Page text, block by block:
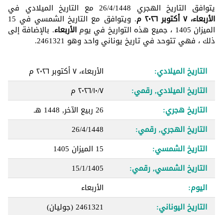
يتوافق التاريخ الهجري 26/4/1448 مع التاريخ الميلادي في
الأربعاء، ٧ أكتوبر ٢٠٢٦ م . ويتوافق مع التاريخ الشمسي في 15
الميزان 1405 ، جميع هذه التواريخ في يوم الأربعاء. بالإضافة إلى
ذلك ، فهي تتوحد في تاريخ يوناني واحد وهو 2461321.
التاريخ الميلادي:
الأربعاء، ٧ أكتوبر ٢٠٢٦ م
التاريخ الميلادي, رقمي:
٧‏/١٠‏/٢٠٢٦ م
التاريخ هجري:
26 ربيع الآخر, 1448 هـ
التاريخ الهجري, رقمي:
26/4/1448
التاريخ الشمسي:
15 الميزان 1405
التاريخ الشمسي, رقمي:
15/1/1405
اليوم:
الأربعاء
التاريخ اليوناني:
2461321(جوليان)